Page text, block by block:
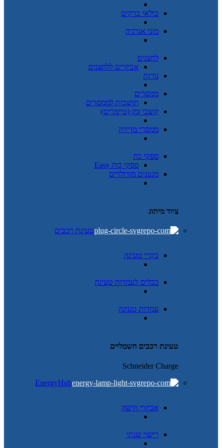
כולאי ברקים
מוני אנרגיה
לחצנים
אביזרים ללחצנים
נורות
ממסרים
תושבות לממסרים
קוצבי זמן (טיימרים)
ממסרי מדידה
ספקי כח
ספקי כוח Easy
מגענים מודולרים
ציוד מיתוג
טעינת רכבים
בקרי טעינה
כבלים לעמדות טעינה
עמדות טעינה
טעינת רכבים חשמליים
Schneider Charge
EnergyHub
אביזרי חישה
רישוי שנתי